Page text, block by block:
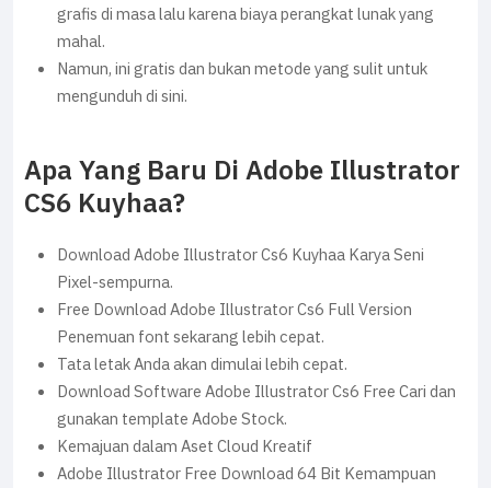
grafis di masa lalu karena biaya perangkat lunak yang
mahal.
Namun, ini gratis dan bukan metode yang sulit untuk
mengunduh di sini.
Apa Yang Baru Di Adobe Illustrator
CS6 Kuyhaa?
Download Adobe Illustrator Cs6 Kuyhaa Karya Seni
Pixel-sempurna.
Free Download Adobe Illustrator Cs6 Full Version
Penemuan font sekarang lebih cepat.
Tata letak Anda akan dimulai lebih cepat.
Download Software Adobe Illustrator Cs6 Free Cari dan
gunakan template Adobe Stock.
Kemajuan dalam Aset Cloud Kreatif
Adobe Illustrator Free Download 64 Bit Kemampuan